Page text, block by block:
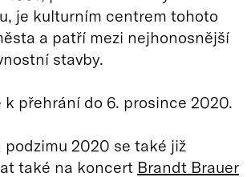
je kulturním centrem tohoto
a patří mezi nejhonosnější
stavby.
k přehrání do 6. prosince 2020.
podzimu 2020 se také již
také na koncert Brandt Brauer